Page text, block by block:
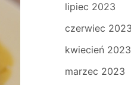
lipiec 2023
czerwiec 2023
kwiecień 2023
marzec 2023